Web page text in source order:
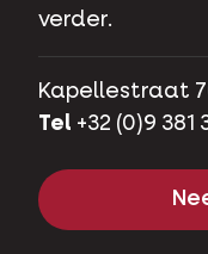
verder.
Kapellestraat
Tel +32 (0)9 381